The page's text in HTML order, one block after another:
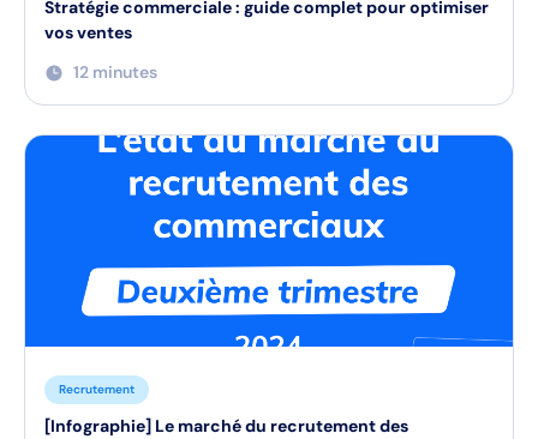
Stratégie commerciale : guide complet pour optimiser
vos ventes
12 minutes
Recrutement
[Infographie] Le marché du recrutement des